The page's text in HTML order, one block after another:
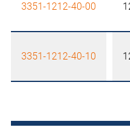
3351-1212-40-00
3351-1212-40-10